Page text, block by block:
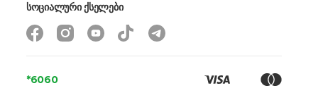
*6060
სოციალური ქსელები